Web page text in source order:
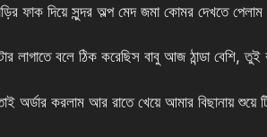
ফাক দিয়ে সুন্দর অল্প মেদ জমা কোমর দেখতে
লাগাতে বলে ঠিক করেছিস বাবু আজ ঠান্ডা বেশি,
অর্ডার করলাম আর রাতে খেয়ে আমার বিছানায় শুয়ে